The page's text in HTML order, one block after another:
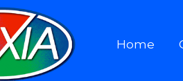
Home